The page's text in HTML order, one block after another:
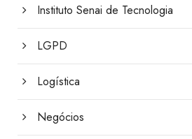
Instituto Senai de Tecnologia
LGPD
Logística
Negócios